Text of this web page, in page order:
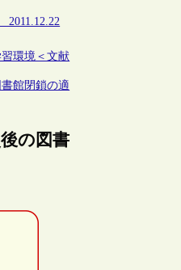
2011.12.22
環境＜文献
館閉鎖の適
の図書